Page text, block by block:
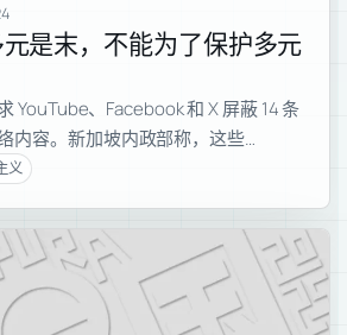
是末，不能为了保护多元
YouTube、Facebook 和 X 屏蔽 14 条
内容。新加坡内政部称，这些…
义